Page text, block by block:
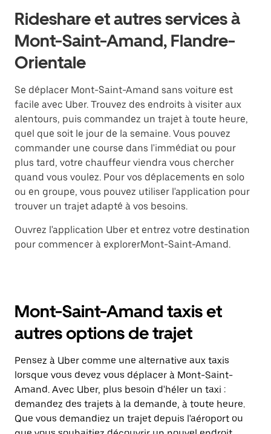
Rideshare et autres services à
Mont-Saint-Amand, Flandre-
Orientale
Se déplacer Mont-Saint-Amand sans voiture est
facile avec Uber. Trouvez des endroits à visiter aux
alentours, puis commandez un trajet à toute heure,
quel que soit le jour de la semaine. Vous pouvez
commander une course dans l'immédiat ou pour
plus tard, votre chauffeur viendra vous chercher
quand vous voulez. Pour vos déplacements en solo
ou en groupe, vous pouvez utiliser l'application pour
trouver un trajet adapté à vos besoins.
Ouvrez l'application Uber et entrez votre destination
pour commencer à explorerMont-Saint-Amand.
Mont-Saint-Amand taxis et
autres options de trajet
Pensez à Uber comme une alternative aux taxis
lorsque vous devez vous déplacer à Mont-Saint-
Amand. Avec Uber, plus besoin d'héler un taxi :
demandez des trajets à la demande, à toute heure.
Que vous demandiez un trajet depuis l'aéroport ou